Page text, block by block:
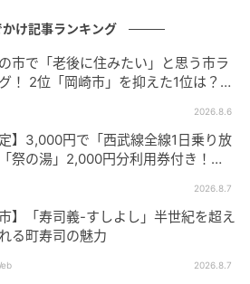
】 ・抹茶餡の胡麻団子／ピスタ
タピオカ抹茶ミルク ・メロンの
コナッツのタルト マンゴーソー
モヒート ・中華風アボカドバ
飯】 ・海の幸と翡翠麺の焼き
ート】 ・エメラルドをイメー
み物】オプション 1ポット
別途サービス料13%） ・選べ
のみ） ●白龍珠 ●白牡丹 ●仙女
凍頂烏龍茶 ●プーアル茶 ●茘
かけ記事ランキング
市で「老後に住みたい」と思う市ラ
！ 2位「岡崎市」を抑えた1位は？
2026.8.6
定】3,000円で「西武線全線1日乗り放
祭の湯」2,000円分利用券付き！
2026.8.7
市】「寿司義-すしよし」半世紀を超え
る町寿司の魅力
2026.8.7